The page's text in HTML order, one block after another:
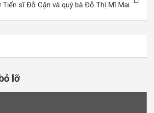
Tiến sĩ Đỗ Cận và quý bà Đỗ Thị Mĩ Mai
lỡ